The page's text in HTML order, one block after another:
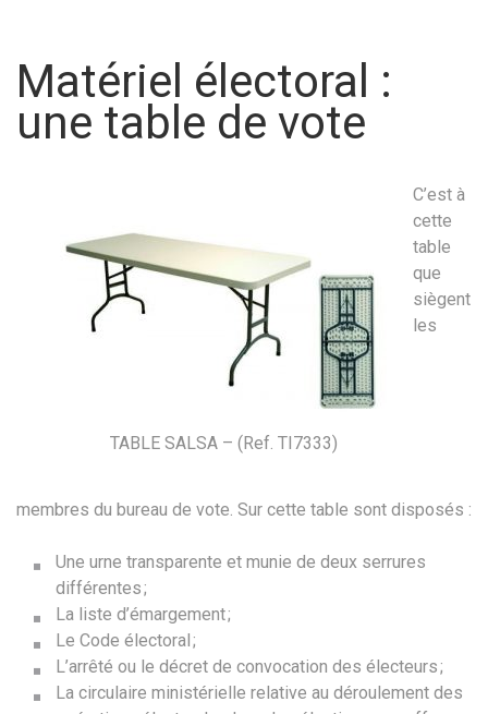
Matériel électoral :
une table de vote
TABLE SALSA – (Ref. TI7333)
C’est à
cette
table
que
siègent
les
membres du bureau de vote. Sur cette table sont disposés :
Une urne transparente et munie de deux serrures
différentes ;
La liste d’émargement ;
Le Code électoral ;
L’arrêté ou le décret de convocation des électeurs ;
La circulaire ministérielle relative au déroulement des